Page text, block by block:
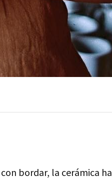
bordar, la cerámica ha